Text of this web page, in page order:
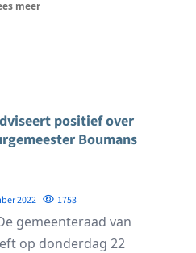
meer
positief over
Boumans
2022 1753
gemeenteraad van
op donderdag 22